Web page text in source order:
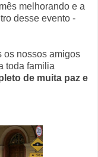
melhorando e a
desse evento -
os nossos amigos
toda familia
de muita paz e